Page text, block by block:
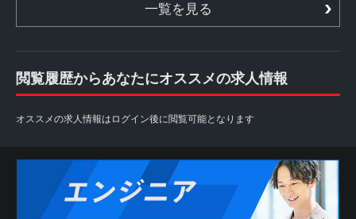
一覧を見る
閲覧履歴からあなたにオススメの求人情報
オススメの求人情報はログイン後に閲覧可能となります